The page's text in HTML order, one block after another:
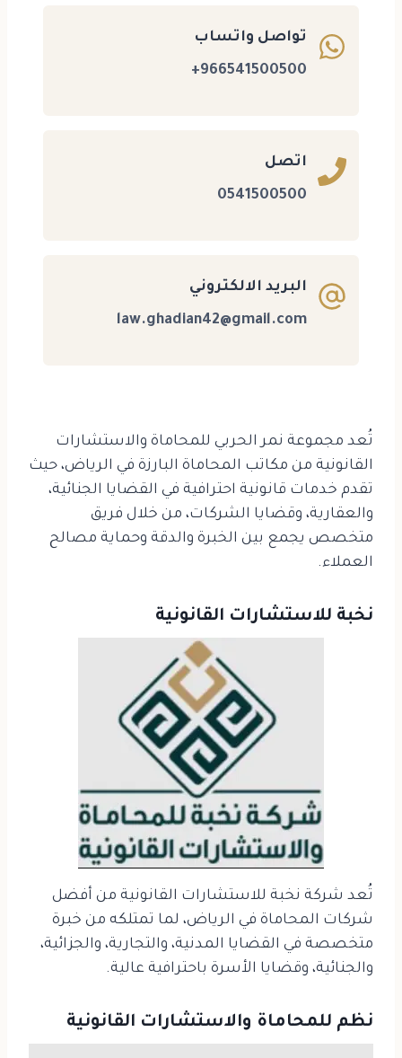
تواصل واتساب
966541500500+
اتصل
0541500500
البريد الالكتروني
law.ghadian42@gmail.com
تُعد مجموعة نمر الحربي للمحاماة والاستشارات
القانونية من مكاتب المحاماة البارزة في الرياض، حيث
تقدم خدمات قانونية احترافية في القضايا الجنائية،
والعقارية، وقضايا الشركات، من خلال فريق
متخصص يجمع بين الخبرة والدقة وحماية مصالح
العملاء.
نخبة للاستشارات القانونية
تُعد شركة نخبة للاستشارات القانونية من أفضل
شركات المحاماة في الرياض، لما تمتلكه من خبرة
متخصصة في القضايا المدنية، والتجارية، والجزائية،
والجنائية، وقضايا الأسرة باحترافية عالية.
نظم للمحاماة والاستشارات القانونية